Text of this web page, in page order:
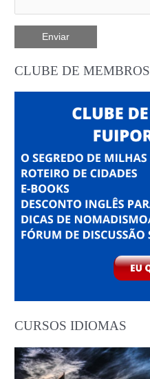
CLUBE DE MEMBROS
CURSOS IDIOMAS